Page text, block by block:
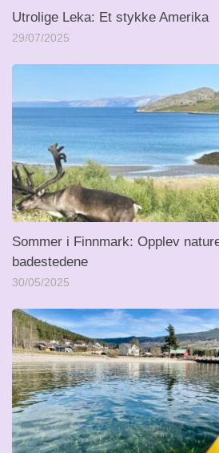
Utrolige Leka: Et stykke Amerika
29/07/2025
Sommer i Finnmark: Opplev
badestedene
30/05/2025